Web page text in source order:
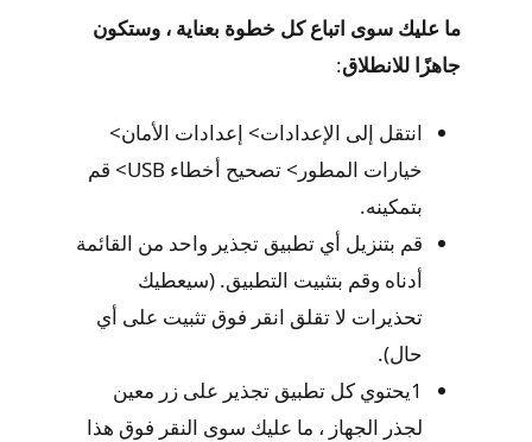
ما عليك سوى اتباع كل خطوة بعناية ، وستكون
جاهزًا للانطلاق:
انتقل إلى الإعدادات> إعدادات الأمان>
خيارات المطور> تصحيح أخطاء USB> قم
بتمكينه.
قم بتنزيل أي تطبيق تجذير واحد من القائمة
أدناه وقم بتثبيت التطبيق. (سيعطيك
تحذيرات لا تقلق انقر فوق تثبيت على أي
حال).
1يحتوي كل تطبيق تجذير على زر معين
لجذر الجهاز ، ما عليك سوى النقر فوق هذا